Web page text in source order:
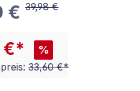
€ 39,98 €
€* %
33,60 €*